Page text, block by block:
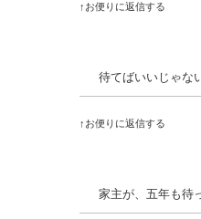
↑お便りに返信する
待てばいいじゃな
↑お便りに返信する
家主が、五年も待